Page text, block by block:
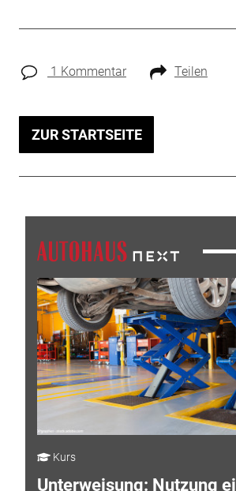
1 Kommentar Teilen
ZUR STARTSEITE
Kurs
Unterweisung: Nutzung